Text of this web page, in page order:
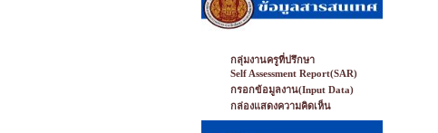
กลุ่มงานครูที่ปรึกษา
Self Assessment Report(SAR)
กรอกข้อมูลงาน(Input Data)
กล่องแสดงความคิดเห็น